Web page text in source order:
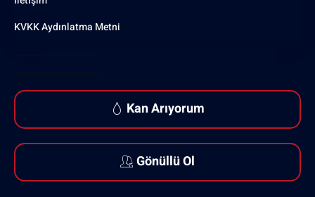
KVKK Aydınlatma Metni
Kan Arıyorum
Gönüllü Ol